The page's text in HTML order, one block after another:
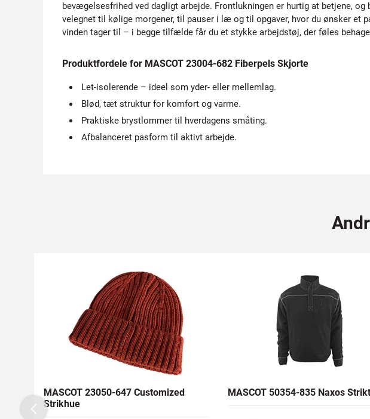
bevægelsesfrihed ved dagligt arbejde. Frontlukningen er hurtig at betjene,
velegnet til kølige morgener, til pauser i læ og til opgaver, hvor du ønsker et
vinden tager til – i begge tilfælde får du et stykke arbejdstøj, der føles
Produktfordele for MASCOT 23004-682 Fiberpels Skjorte
Let-isolerende – ideel som yder- eller mellemlag.
Blød, tæt struktur for komfort og varme.
Praktiske brystlommer til hverdagens småting.
Afbalanceret pasform til aktivt arbejde.
MASCOT 23050-647 Customized
Strikhue
MASCOT 50354-835 Naxos